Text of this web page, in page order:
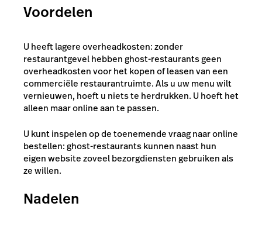
Voordelen
U heeft lagere overheadkosten: zonder
restaurantgevel hebben ghost-restaurants geen
overheadkosten voor het kopen of leasen van een
commerciële restaurantruimte. Als u uw menu wilt
vernieuwen, hoeft u niets te herdrukken. U hoeft het
alleen maar online aan te passen.
U kunt inspelen op de toenemende vraag naar online
bestellen: ghost-restaurants kunnen naast hun
eigen website zoveel bezorgdiensten gebruiken als
ze willen.
Nadelen